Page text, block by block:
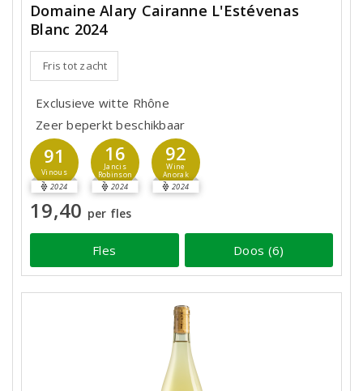
Domaine Alary Cairanne L'Estévenas
Blanc 2024
Fris tot zacht
Exclusieve witte Rhône
Zeer beperkt beschikbaar
91
Vinous
2024
16
Jancis
Robinson
2024
92
Wine
Anorak
2024
19,40 per fles
Fles Doos (6)